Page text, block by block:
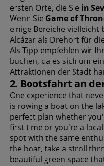
ersten Orte, die Sie in
Wenn Sie Game of
einige Bereiche
Alcázar als Drehort für
Als Tipp empfehlen wir
buchen, da es sich um
Attraktionen der Stadt
2. Bootsfahrt an
One experience that
is rowing a boat on the
perfect plan whether
first time or you're a
spot with the same
the boat, take a stroll
beautiful green space